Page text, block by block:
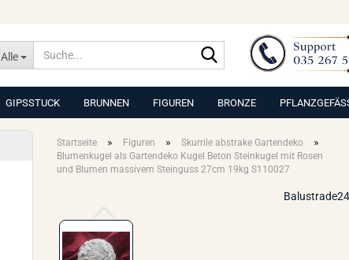
Alle
Suche...
GIPSSTUCK BRUNNEN FIGUREN BRONZE
Startseite » Figuren » Skurrile abstrake Gartendeko »
Blumenkugel als Gartendeko Kugel Beton Steinkugel mit Rosen
und Blumen massivem Steinguss 27cm 19kg S110027